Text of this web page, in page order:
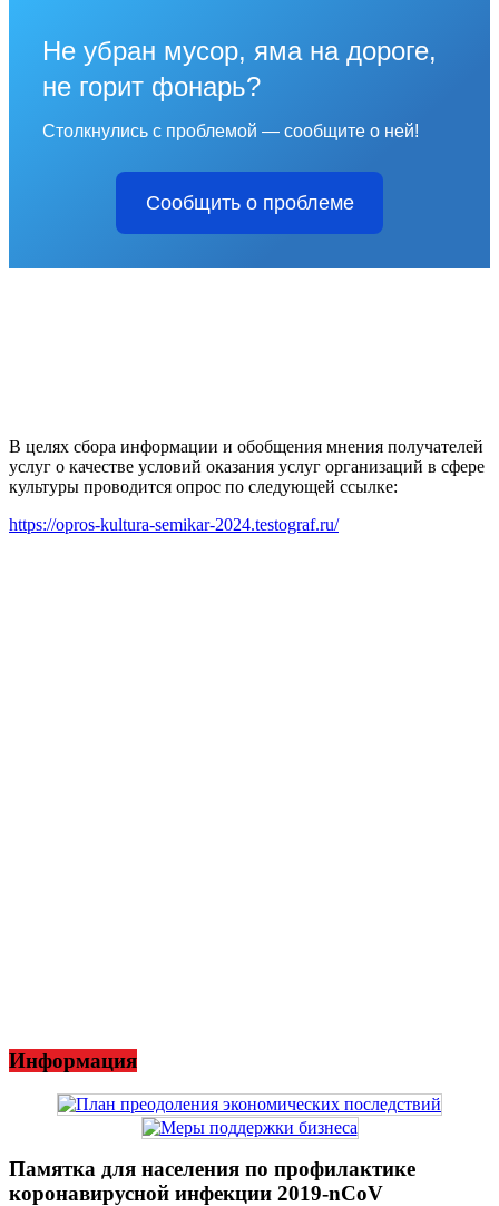
Не убран мусор, яма на дороге,
не горит фонарь?
Столкнулись с проблемой — сообщите о ней!
Сообщить о проблеме
В целях сбора информации и обобщения мнения получателей
услуг о качестве условий оказания услуг организаций в сфере
культуры проводится опрос по следующей ссылке:
https://opros-kultura-semikar-2024.testograf.ru/
Информация
Памятка для населения по профилактике
коронавирусной инфекции 2019-nCoV